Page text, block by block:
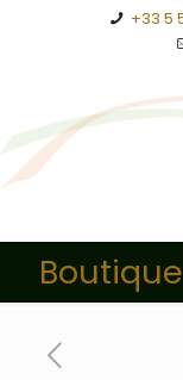
+33 5
Boutique